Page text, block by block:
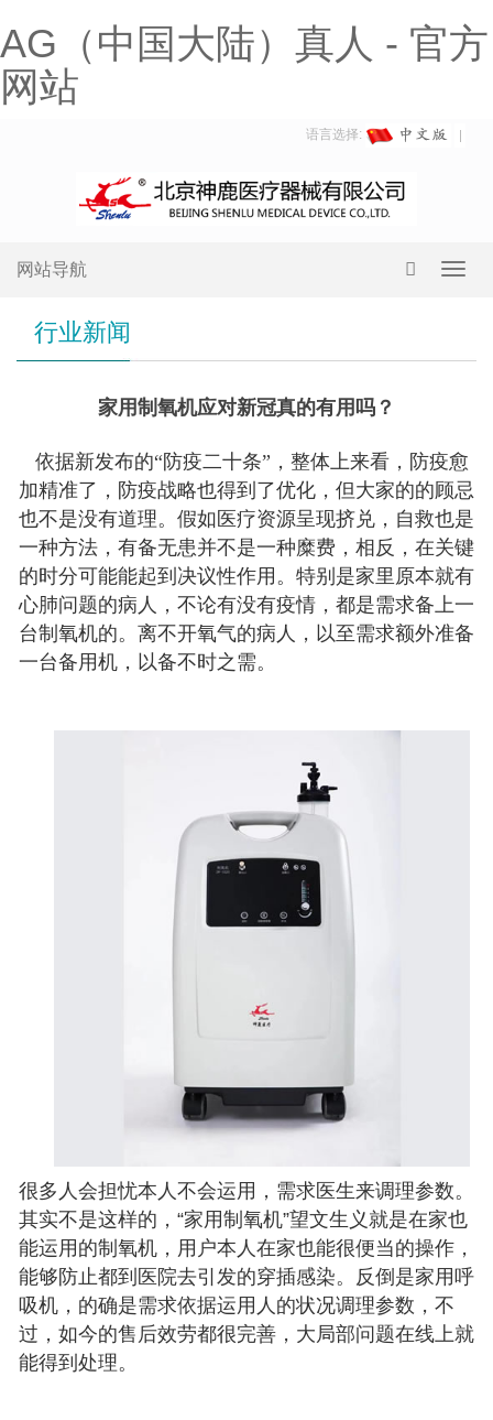
AG（中国大陆）真人 - 官方
网站
语言选择:
网站导航
行业新闻
家用制氧机应对新冠真的有用吗？
依据新发布的“防疫二十条”，整体上来看，防疫愈
加精准了，防疫战略也得到了优化，但大家的的顾忌
也不是没有道理。假如医疗资源呈现挤兑，自救也是
一种方法，有备无患并不是一种糜费，相反，在关键
的时分可能能起到决议性作用。特别是家里原本就有
心肺问题的病人，不论有没有疫情，都是需求备上一
台制氧机的。离不开氧气的病人，以至需求额外准备
一台备用机，以备不时之需。
很多人会担忧本人不会运用，需求医生来调理参数。
其实不是这样的，“家用制氧机”望文生义就是在家也
能运用的制氧机，用户本人在家也能很便当的操作，
能够防止都到医院去引发的穿插感染。反倒是家用呼
吸机，的确是需求依据运用人的状况调理参数，不
过，如今的售后效劳都很完善，大局部问题在线上就
能得到处理。